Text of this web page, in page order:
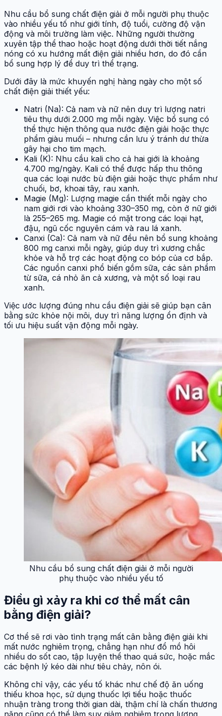
Nhu cầu bổ sung chất điện giải ở mỗi người phụ thuộc
vào nhiều yếu tố như giới tính, độ tuổi, cường độ vận
động và môi trường làm việc. Những người thường
xuyên tập thể thao hoặc hoạt động dưới thời tiết nắng
nóng có xu hướng mất điện giải nhiều hơn, do đó cần
bổ sung hợp lý để duy trì thể trạng.
Dưới đây là mức khuyến nghị hàng ngày cho một số
chất điện giải thiết yếu:
Natri (Na): Cả nam và nữ nên duy trì lượng natri
tiêu thụ dưới 2.000 mg mỗi ngày. Việc bổ sung có
thể thực hiện thông qua nước điện giải hoặc thực
phẩm giàu muối – nhưng cần lưu ý tránh dư thừa
gây hại cho tim mạch.
Kali (K): Nhu cầu kali cho cả hai giới là khoảng
4.700 mg/ngày. Kali có thể được hấp thu thông
qua các loại nước bù điện giải hoặc thực phẩm như
chuối, bơ, khoai tây, rau xanh.
Magie (Mg): Lượng magie cần thiết mỗi ngày cho
nam giới rơi vào khoảng 330–350 mg, còn ở nữ giới
là 255–265 mg. Magie có mặt trong các loại hạt,
đậu, ngũ cốc nguyên cám và rau lá xanh.
Canxi (Ca): Cả nam và nữ đều nên bổ sung khoảng
800 mg canxi mỗi ngày, giúp duy trì xương chắc
khỏe và hỗ trợ các hoạt động co bóp của cơ bắp.
Các nguồn canxi phổ biến gồm sữa, các sản phẩm
từ sữa, cá nhỏ ăn cả xương, và một số loại rau
xanh.
Việc ước lượng đúng nhu cầu điện giải sẽ giúp bạn cân
bằng sức khỏe nội môi, duy trì năng lượng ổn định và
tối ưu hiệu suất vận động mỗi ngày.
Nhu cầu bổ sung chất điện giải ở mỗi người
phụ thuộc vào nhiều yếu tố
Điều gì xảy ra khi cơ thể mất cân
bằng điện giải?
Cơ thể sẽ rơi vào tình trạng mất cân bằng điện giải khi
mất nước nghiêm trọng, chẳng hạn như đổ mồ hôi
nhiều do sốt cao, tập luyện thể thao quá sức, hoặc mắc
các bệnh lý kéo dài như tiêu chảy, nôn ói.
Không chỉ vậy, các yếu tố khác như chế độ ăn uống
thiếu khoa học, sử dụng thuốc lợi tiểu hoặc thuốc
nhuận tràng trong thời gian dài, thậm chí là chấn thương